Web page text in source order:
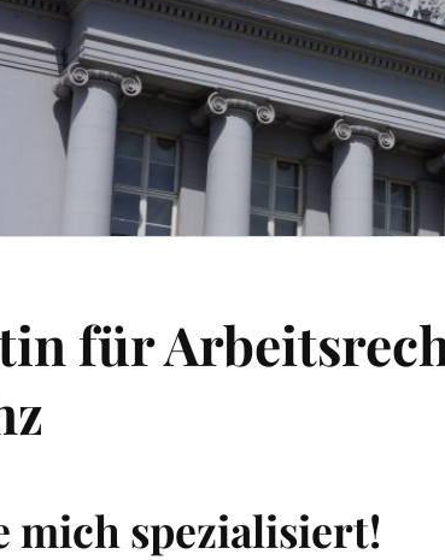
für
mich spezialisiert!